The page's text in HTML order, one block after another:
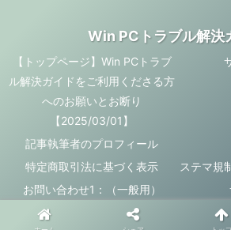
Win PCトラブル解決
【トップページ】Win PCトラブ
ル解決ガイドをご利用くださる方
へのお願いとお断り
【2025/03/01】
記事執筆者のプロフィール
特定商取引法に基づく表示
ステマ規
お問い合わせ1：（一般用）
© 2025 Win PCトラブル解決